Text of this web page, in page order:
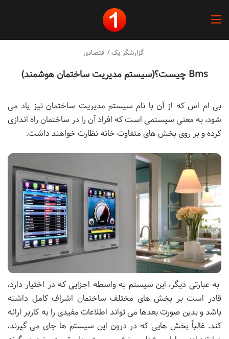
گزارشگر یک/ اقتصادی
Bms چیست؟(سیستم مدیریت ساختمان هوشمند)
بی ام اس که از آن با نام سیستم مدیریت ساختمان نیز یاد می
شود، به معنی سیستمی است که افراد آن را در ساختمان راه اندازی
کرده و بر روی بخش های متفاوت خانه نظارت خواهند داشت.
به عبارتی دیگر، این سیستم به واسطه اجزایی که در اختیار دارد،
قادر است بر بخش های مختلف ساختمان اشراف کامل داشته
باشد و بدین صورت بعدها می تواند اطلاعات مفیدی را به کاربر ارائه
کند. غالباً بخش هایی که در درون این سیستم ها جای می گیرند،